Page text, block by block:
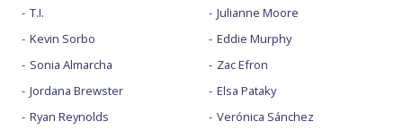
T.I.
Kevin Sorbo
Sonia Almarcha
Jordana Brewster
Ryan Reynolds
Julianne Moore
Eddie Murphy
Zac Efron
Elsa Pataky
Verónica Sánchez